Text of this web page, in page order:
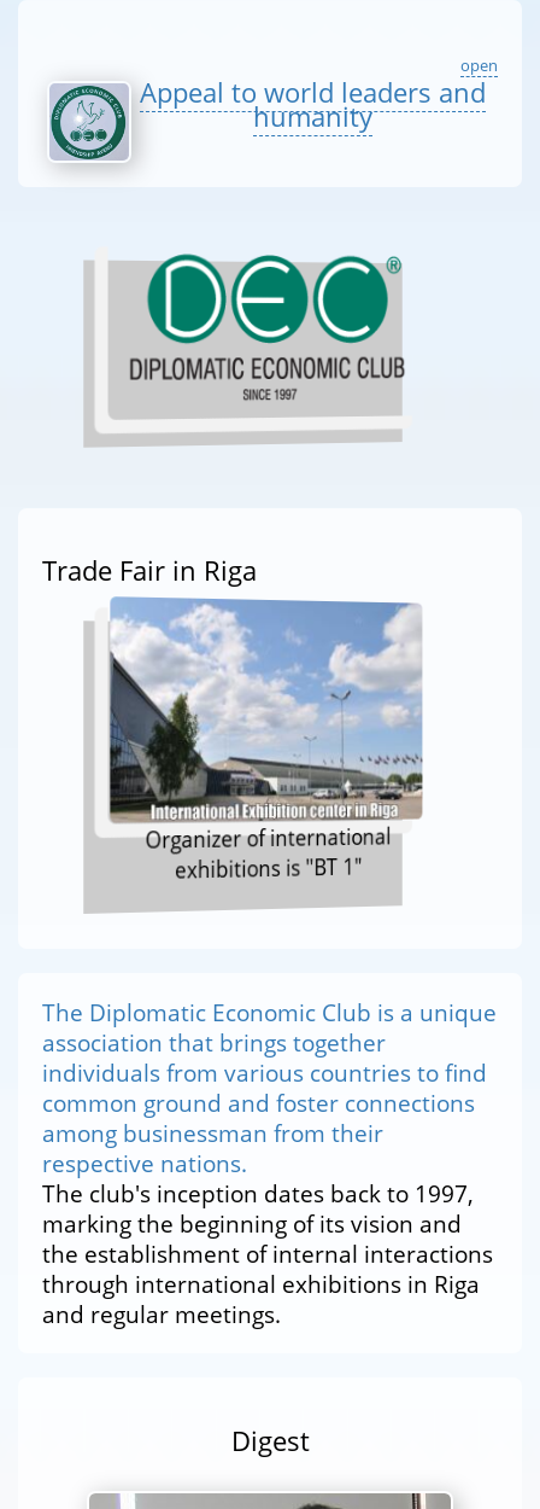
open
Appeal to world leaders and
humanity
Trade Fair in Riga
Organizer of international
exhibitions is "BT 1"
The Diplomatic Economic Club is a unique
association that brings together
individuals from various countries to find
common ground and foster connections
among businessman from their
respective nations.
The club's inception dates back to 1997,
marking the beginning of its vision and
the establishment of internal interactions
through international exhibitions in Riga
and regular meetings.
Digest